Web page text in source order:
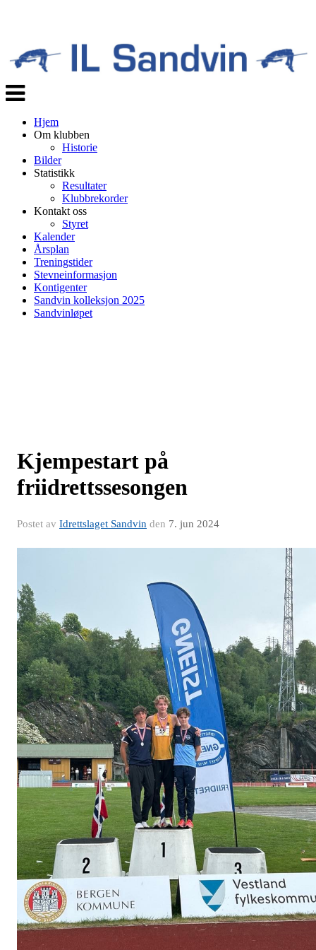
Veksle
navigasjon
Hjem
Om klubben
Historie
Bilder
Statistikk
Resultater
Klubbrekorder
Kontakt oss
Styret
Kalender
Årsplan
Treningstider
Stevneinformasjon
Kontigenter
Sandvin kolleksjon 2025
Sandvinløpet
Kjempestart på
friidrettssesongen
Postet av Idrettslaget Sandvin den 7. jun 2024